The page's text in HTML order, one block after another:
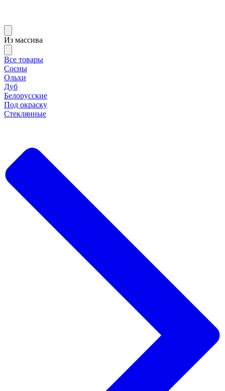
Из массива
Все товары
Сосны
Ольхи
Дуб
Белорусские
Под окраску
Стеклянные